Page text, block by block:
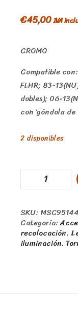
€45,00IVA
CROMO
Compatible
FLHR; 83-
dobles); 06-
con ‘góndola
2 disponibles
SKU:
Categoría:
recolocación.
iluminación.